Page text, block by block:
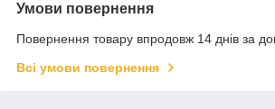
Умови повернення
Повернення товару впродовж 14 днів за
Всі умови повернення